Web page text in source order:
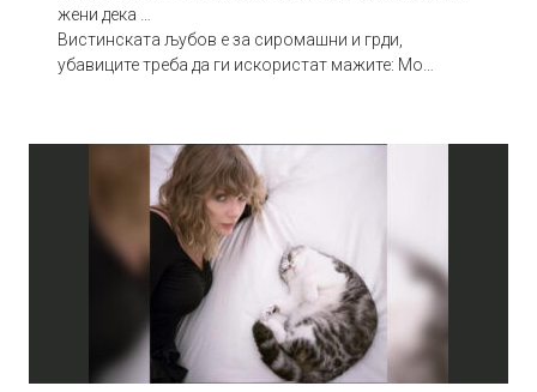
жени дека …
Вистинската љубов е за сиромашни и грди,
убавиците треба да ги искористат мажите: Мо…